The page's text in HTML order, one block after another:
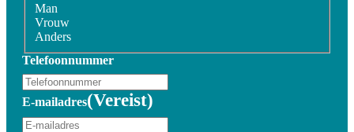
Man
Vrouw
Anders
Telefoonnummer
E-mailadres(Vereist)